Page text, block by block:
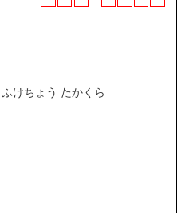
けちょう たかくら